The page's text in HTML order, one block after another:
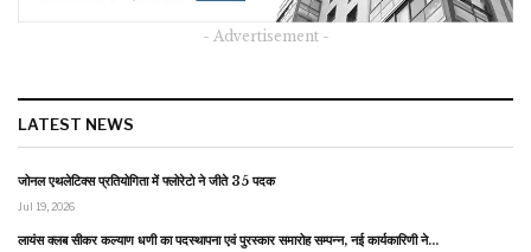
- Advertisement -
LATEST NEWS
जोनल एथलेटिक्स प्रतियोगिता में फ्लोरेटो ने जीते 35 पदक
Jul 19, 2026
लायंस क्लब सीकर कल्याण धणी का पदस्थापना एवं पुरस्कार समारोह सम्पन्न, नई कार्यकारिणी ने…